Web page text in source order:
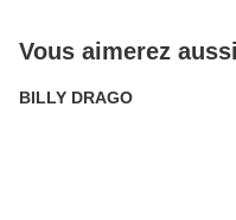
Vous aimerez aussi
BILLY DRAGO